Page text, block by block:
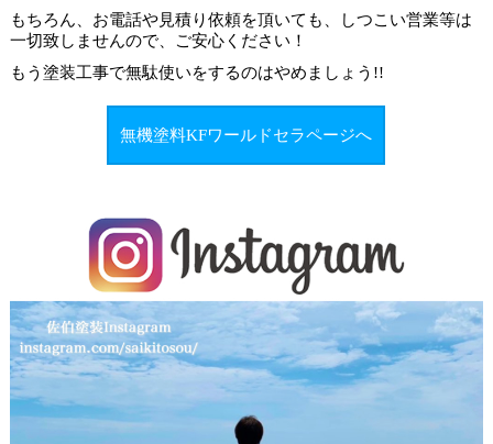
もちろん、お電話や見積り依頼を頂いても、しつこい営業等は
一切致しませんので、ご安心ください！
もう塗装工事で無駄使いをするのはやめましょう !!
無機塗料KFワールドセラページへ